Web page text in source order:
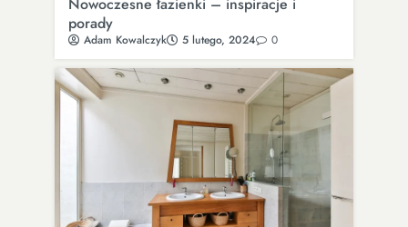
Nowoczesne łazienki – inspiracje i
porady
Adam Kowalczyk 5 lutego, 2024 0